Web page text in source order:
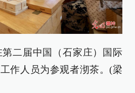
二届中国（石家庄）国际
作人员为参观者沏茶。(梁